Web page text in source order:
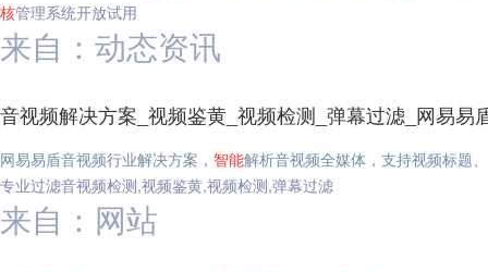
核管理系统开放试用
来自：动态资讯
音视频解决方案_视频鉴黄_视频检测_弹幕过滤_网易易
网易易盾音视频行业解决方案， 智能解析音视频全媒体，支持视频标题
专业过滤音视频检测,视频鉴黄,视频检测,弹幕过滤
来自：网站